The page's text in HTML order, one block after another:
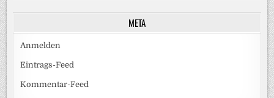
META
Anmelden
Eintrags-Feed
Kommentar-Feed